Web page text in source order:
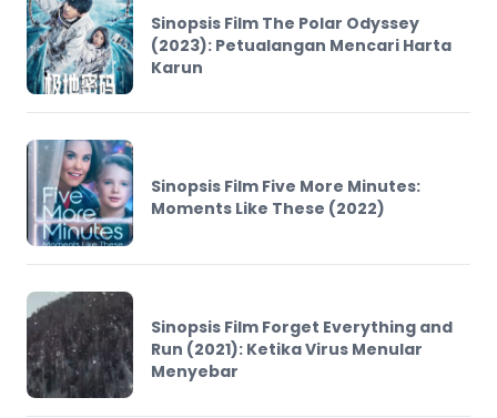
Sinopsis Film The Polar Odyssey
(2023): Petualangan Mencari Harta
Karun
Sinopsis Film Five More Minutes:
Moments Like These (2022)
Sinopsis Film Forget Everything and
Run (2021): Ketika Virus Menular
Menyebar